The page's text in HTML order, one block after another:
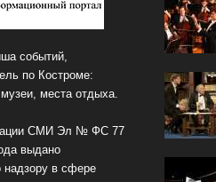
событий,
по Костроме:
места отдыха.
СМИ Эл № ФС 77
выдано
в сфере